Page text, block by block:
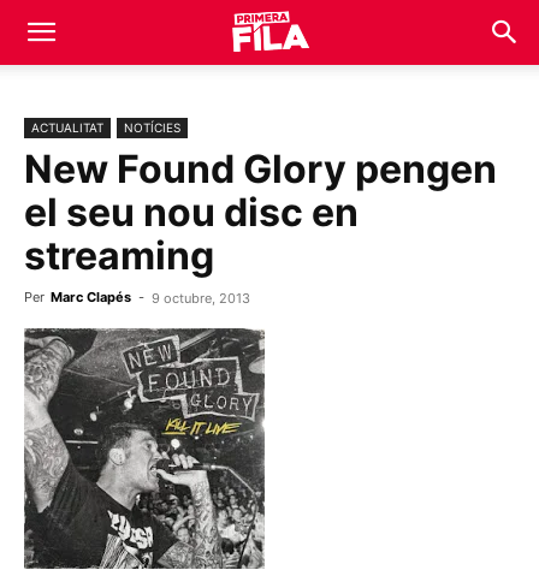
ACTUALITAT NOTÍCIES
New Found Glory pengen
el seu nou disc en
streaming
Per Marc Clapés - 9 octubre, 2013